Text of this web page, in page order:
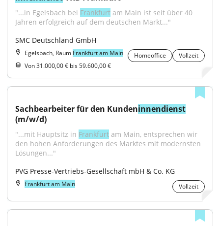
"...in Egelsbach bei Frankfurt am Main ist seit über 40
Jahren erfolgreich auf dem deutschen Markt..."
SMC Deutschland GmbH
Egelsbach, Raum Frankfurt am Main Homeoffice
Vollzeit
Von 31.000,00 € bis 59.600,00 €
Sachbearbeiter für den Kundeninnendienst
(m/w/d)
"...mit Hauptsitz in Frankfurt am Main, entsprechen wir
den hohen Anforderungen des Marktes mit modernsten
Lösungen..."
PVG Presse-Vertriebs-Gesellschaft mbH & Co. KG
Frankfurt am Main Vollzeit